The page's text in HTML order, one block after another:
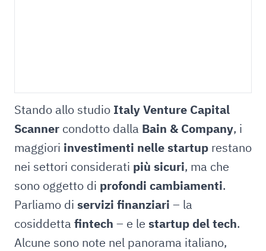
Stando allo studio Italy Venture Capital
Scanner condotto dalla Bain & Company, i
maggiori investimenti nelle startup restano
nei settori considerati più sicuri, ma che
sono oggetto di profondi cambiamenti.
Parliamo di servizi finanziari – la
cosiddetta fintech – e le startup del tech.
Alcune sono note nel panorama italiano,